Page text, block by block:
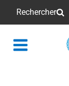
Rechercher